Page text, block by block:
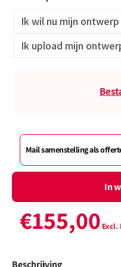
Ik wil nu mijn
Ik upload mijn
Mail samenstelling als
In
€155,00
Beschrijving